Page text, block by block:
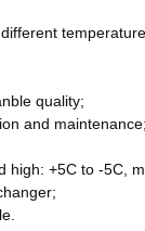
quality;
and
high: +5C to -5C,